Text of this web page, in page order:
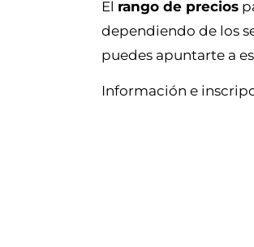
El rango de precios
dependiendo de los
puedes apuntarte a
Información e